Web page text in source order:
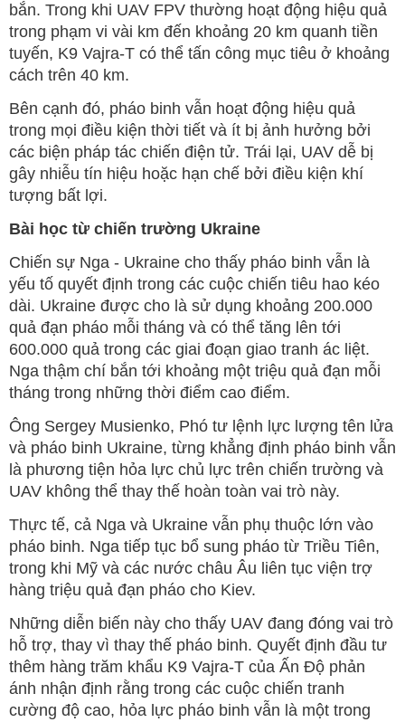
bắn. Trong khi UAV FPV thường hoạt động hiệu quả
trong phạm vi vài km đến khoảng 20 km quanh tiền
tuyến, K9 Vajra-T có thể tấn công mục tiêu ở khoảng
cách trên 40 km.
Bên cạnh đó, pháo binh vẫn hoạt động hiệu quả
trong mọi điều kiện thời tiết và ít bị ảnh hưởng bởi
các biện pháp tác chiến điện tử. Trái lại, UAV dễ bị
gây nhiễu tín hiệu hoặc hạn chế bởi điều kiện khí
tượng bất lợi.
Bài học từ chiến trường Ukraine
Chiến sự Nga - Ukraine cho thấy pháo binh vẫn là
yếu tố quyết định trong các cuộc chiến tiêu hao kéo
dài. Ukraine được cho là sử dụng khoảng 200.000
quả đạn pháo mỗi tháng và có thể tăng lên tới
600.000 quả trong các giai đoạn giao tranh ác liệt.
Nga thậm chí bắn tới khoảng một triệu quả đạn mỗi
tháng trong những thời điểm cao điểm.
Ông Sergey Musienko, Phó tư lệnh lực lượng tên lửa
và pháo binh Ukraine, từng khẳng định pháo binh vẫn
là phương tiện hỏa lực chủ lực trên chiến trường và
UAV không thể thay thế hoàn toàn vai trò này.
Thực tế, cả Nga và Ukraine vẫn phụ thuộc lớn vào
pháo binh. Nga tiếp tục bổ sung pháo từ Triều Tiên,
trong khi Mỹ và các nước châu Âu liên tục viện trợ
hàng triệu quả đạn pháo cho Kiev.
Những diễn biến này cho thấy UAV đang đóng vai trò
hỗ trợ, thay vì thay thế pháo binh. Quyết định đầu tư
thêm hàng trăm khẩu K9 Vajra-T của Ấn Độ phản
ánh nhận định rằng trong các cuộc chiến tranh
cường độ cao, hỏa lực pháo binh vẫn là một trong